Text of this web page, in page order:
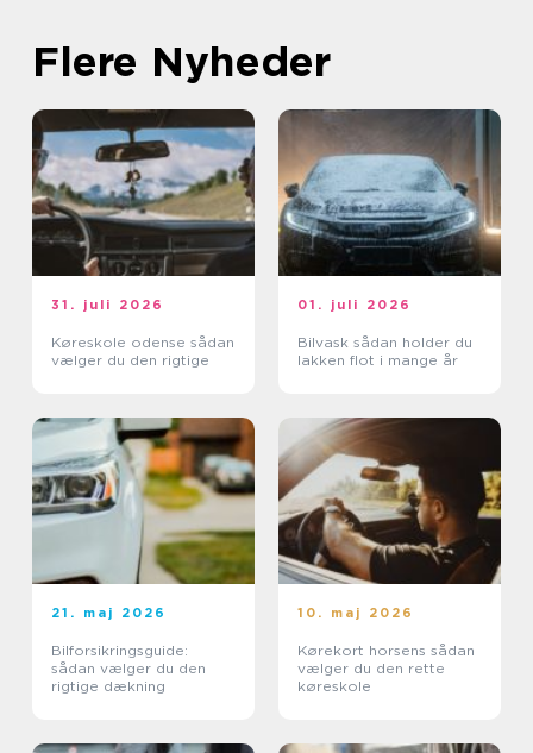
Flere Nyheder
31. juli 2026
Køreskole odense sådan
vælger du den rigtige
01. juli 2026
Bilvask sådan holder du
lakken flot i mange år
21. maj 2026
Bilforsikringsguide:
sådan vælger du den
rigtige dækning
10. maj 2026
Kørekort horsens sådan
vælger du den rette
køreskole